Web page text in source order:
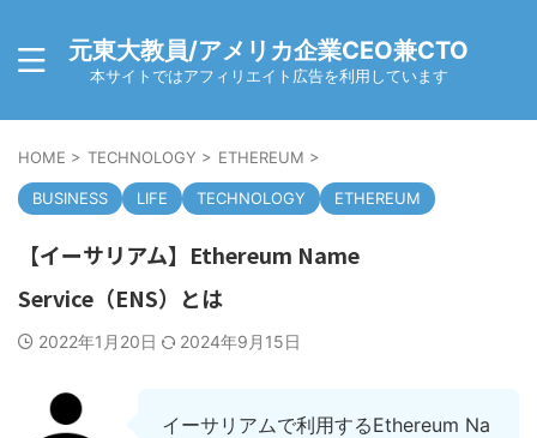
元東大教員/アメリカ企業CEO兼CTO
本サイトではアフィリエイト広告を利用しています
HOME > TECHNOLOGY > ETHEREUM >
BUSINESS LIFE TECHNOLOGY ETHEREUM
【イーサリアム】Ethereum Name
Service（ENS）とは
2022年1月20日 2024年9月15日
イーサリアムで利用するEthereum Na